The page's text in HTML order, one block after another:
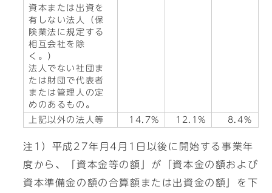
資本または出資を
有しない法人（保
険業法に規定する
相互会社を除
く。）
法人でない社団ま
たは財団で代表者
または管理人の定
めのあるもの。
上記以外の法人等 14.7% 12.1% 8.4％
注1）平成27年月4月1日以後に開始する事業年
度から、「資本金等の額」が「資本金の額および
資本準備金の額の合算額または出資金の額」を下